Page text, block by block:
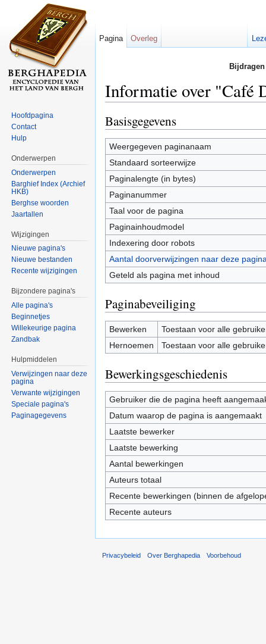
Informatie over "Café
Basisgegevens
Weergegeven paginanaam
Standaard sorteerwijze
Paginalengte (in bytes)
Paginanummer
Taal voor de pagina
Paginainhoudmodel
Indexering door robots
Aantal doorverwijzingen naar deze
Geteld als pagina met inhoud
Paginabeveiliging
Bewerken
Toestaan voor alle
Hernoemen
Toestaan voor alle
Bewerkingsgeschiedenis
Gebruiker die de pagina heeft
Datum waarop de pagina is aangemaakt
Laatste bewerker
Laatste bewerking
Aantal bewerkingen
Auteurs totaal
Recente bewerkingen (binnen de
Recente auteurs
Pagina Overleg
Hoofdpagina
Contact
Hulp
Onderwerpen
Onderwerpen
Barghief Index (Archief
HKB)
Berghse woorden
Jaartallen
Wijzigingen
Nieuwe pagina's
Nieuwe bestanden
Recente wijzigingen
Bijzondere pagina's
Alle pagina's
Beginnetjes
Willekeurige pagina
Zandbak
Hulpmiddelen
Verwijzingen naar deze
pagina
Verwante wijzigingen
Speciale pagina's
Paginagegevens
Privacybeleid Over Berghapedia Voorbehoud